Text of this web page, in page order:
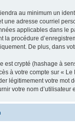
au minimum un
une adresse courriel
applicables dans le
la procédure
De plus, dans
est crypté (hashage à
à votre compte sur «
légitimement votre mot
votre nom